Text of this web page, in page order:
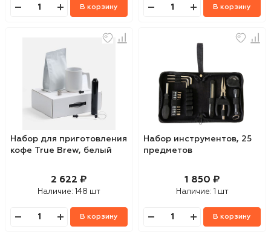
В корзину В корзину
Набор для приготовления
кофе True Brew, белый
2 622 ₽
Наличие: 148 шт
В корзину
Набор инструментов, 25
предметов
1 850 ₽
Наличие: 1 шт
В корзину